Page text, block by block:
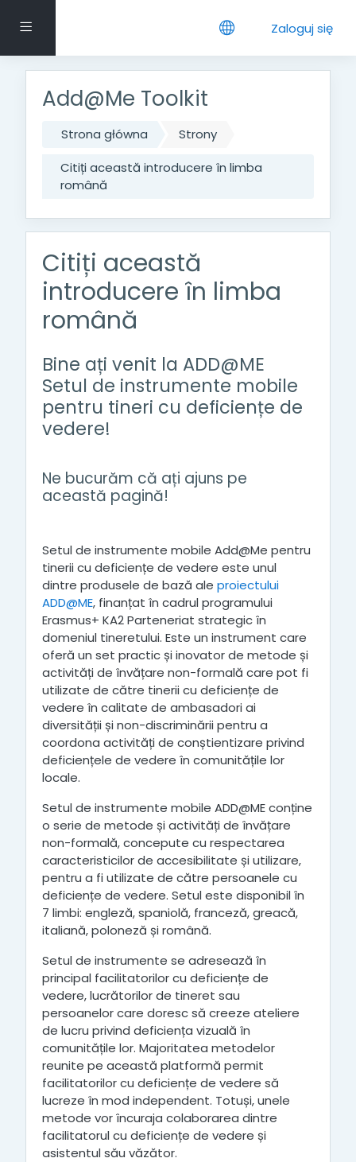
Panel boczny Zaloguj się
Add@Me Toolkit
Strona główna
Strony
Citiți această introducere în limba
română
Citiți această
introducere în limba
română
Bine ați venit la ADD@ME
Setul de instrumente mobile
pentru tineri cu deficiențe de
vedere!
Ne bucurăm că ați ajuns pe
această pagină!
Setul de instrumente mobile Add@Me pentru
tinerii cu deficiențe de vedere este unul
dintre produsele de bază ale proiectului
ADD@ME, finanțat în cadrul programului
Erasmus+ KA2 Parteneriat strategic în
domeniul tineretului. Este un instrument care
oferă un set practic și inovator de metode și
activități de învățare non-formală care pot fi
utilizate de către tinerii cu deficiențe de
vedere în calitate de ambasadori ai
diversității și non-discriminării pentru a
coordona activități de conștientizare privind
deficiențele de vedere în comunitățile lor
locale.
Setul de instrumente mobile ADD@ME conține
o serie de metode și activități de învățare
non-formală, concepute cu respectarea
caracteristicilor de accesibilitate și utilizare,
pentru a fi utilizate de către persoanele cu
deficiențe de vedere. Setul este disponibil în
7 limbi: engleză, spaniolă, franceză, greacă,
italiană, poloneză și română.
Setul de instrumente se adresează în
principal facilitatorilor cu deficiențe de
vedere, lucrătorilor de tineret sau
persoanelor care doresc să creeze ateliere
de lucru privind deficiența vizuală în
comunitățile lor. Majoritatea metodelor
reunite pe această platformă permit
facilitatorilor cu deficiențe de vedere să
lucreze în mod independent. Totuși, unele
metode vor încuraja colaborarea dintre
facilitatorul cu deficiențe de vedere și
asistentul său văzător.